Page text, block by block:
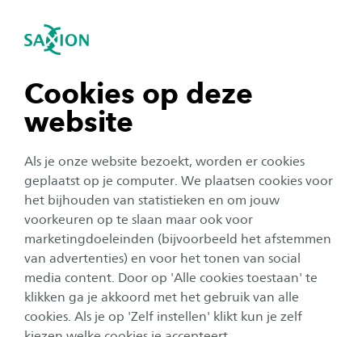
Cookies op deze
website
Als je onze website bezoekt, worden er cookies
geplaatst op je computer. We plaatsen cookies voor
het bijhouden van statistieken en om jouw
voorkeuren op te slaan maar ook voor
marketingdoeleinden (bijvoorbeeld het afstemmen
van advertenties) en voor het tonen van social
media content. Door op 'Alle cookies toestaan' te
klikken ga je akkoord met het gebruik van alle
cookies. Als je op 'Zelf instellen' klikt kun je zelf
Navigatie openen
tonen
tonen
tonen
tonen
sluiten
Duurzaamheid